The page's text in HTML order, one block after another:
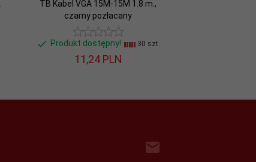
TB Kabel VGA 15M-15M 1.8 m.,
czarny pozłacany
Produkt dostępny! 30 szt.
11,24 PLN